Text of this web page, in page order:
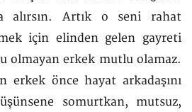
alırsın. Artık o seni rahat
için elinden gelen gayreti
olmayan erkek mutlu olamaz.
erkek önce hayat arkadaşını
somurtkan, mutsuz,